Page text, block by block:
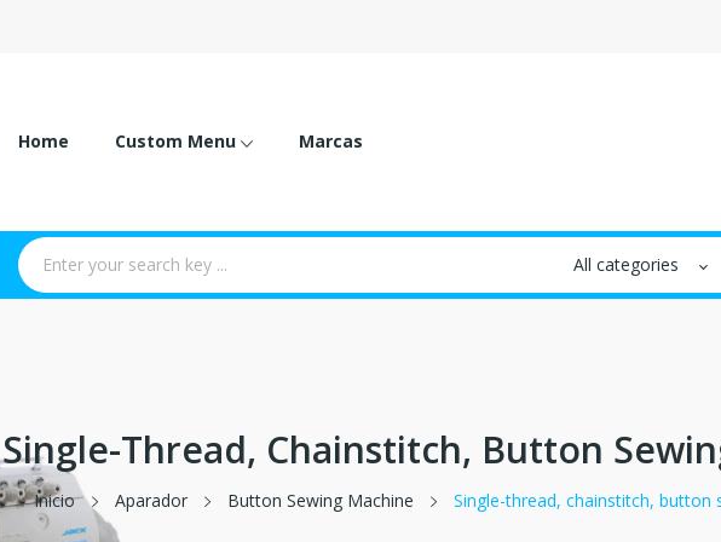
Home Custom Menu Marcas
Single-Thread, Chainstitch, Button
Inicio Aparador Button Sewing Machine Single-thread, chainstitch, button